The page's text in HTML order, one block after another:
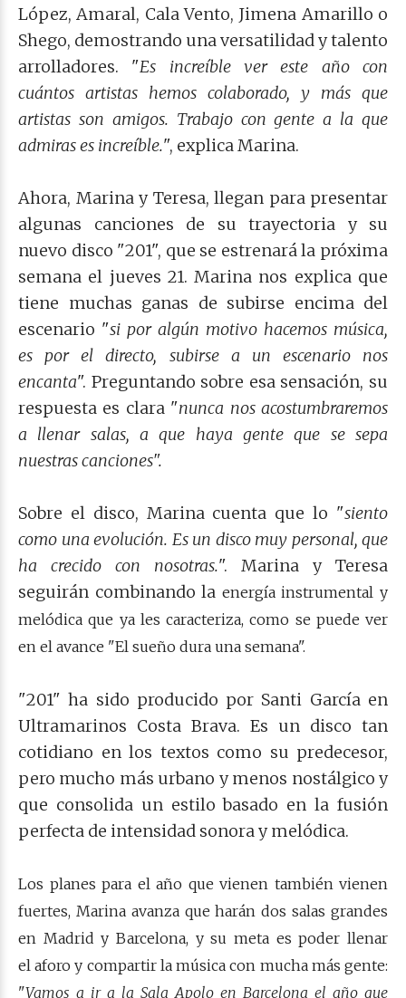
López, Amaral, Cala Vento, Jimena Amarillo o
Shego, demostrando una versatilidad y talento
arrolladores. "Es increíble ver este año con
cuántos artistas hemos colaborado, y más que
artistas son amigos. Trabajo con gente a la que
admiras es increíble.", explica Marina.
Ahora, Marina y Teresa, llegan para presentar
algunas canciones de su trayectoria y su
nuevo disco "201", que se estrenará la próxima
semana el jueves 21. Marina nos explica que
tiene muchas ganas de subirse encima del
escenario "si por algún motivo hacemos música,
es por el directo, subirse a un escenario nos
encanta". Preguntando sobre esa sensación, su
respuesta es clara "nunca nos acostumbraremos
a llenar salas, a que haya gente que se sepa
nuestras canciones".
Sobre el disco, Marina cuenta que lo "siento
como una evolución. Es un disco muy personal, que
ha crecido con nosotras.". Marina y Teresa
seguirán combinando la energía instrumental y
melódica que ya les caracteriza, como se puede ver
en el avance "El sueño dura una semana".
"201" ha sido producido por Santi García en
Ultramarinos Costa Brava. Es un disco tan
cotidiano en los textos como su predecesor,
pero mucho más urbano y menos nostálgico y
que consolida un estilo basado en la fusión
perfecta de intensidad sonora y melódica.
Los planes para el año que vienen también vienen
fuertes, Marina avanza que harán dos salas grandes
en Madrid y Barcelona, y su meta es poder llenar
el aforo y compartir la música con mucha más gente:
"Vamos a ir a la Sala Apolo en Barcelona el año que